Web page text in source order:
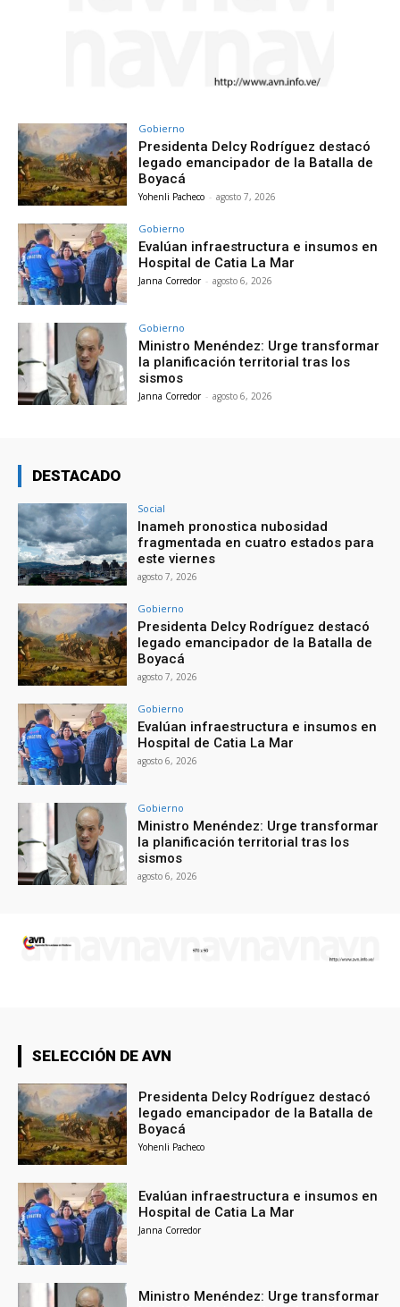
Gobierno
Presidenta Delcy Rodríguez destacó
legado emancipador de la Batalla de
Boyacá
Yohenli Pacheco - agosto 7, 2026
Gobierno
Evalúan infraestructura e insumos en
Hospital de Catia La Mar
Janna Corredor - agosto 6, 2026
Gobierno
Ministro Menéndez: Urge transformar
la planificación territorial tras los
sismos
Janna Corredor - agosto 6, 2026
DESTACADO
Social
Inameh pronostica nubosidad
fragmentada en cuatro estados para
este viernes
agosto 7, 2026
Gobierno
Presidenta Delcy Rodríguez destacó
legado emancipador de la Batalla de
Boyacá
agosto 7, 2026
Gobierno
Evalúan infraestructura e insumos en
Hospital de Catia La Mar
agosto 6, 2026
Gobierno
Ministro Menéndez: Urge transformar
la planificación territorial tras los
sismos
agosto 6, 2026
SELECCIÓN DE AVN
Presidenta Delcy Rodríguez destacó
legado emancipador de la Batalla de
Boyacá
Yohenli Pacheco
Evalúan infraestructura e insumos en
Hospital de Catia La Mar
Janna Corredor
Ministro Menéndez: Urge transformar